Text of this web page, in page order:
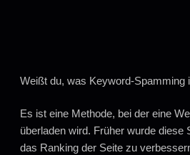
Weißt du, was Keyword-Spamming
Es ist eine Methode, bei der eine
überladen wird. Früher wurde diese
das Ranking der Seite zu